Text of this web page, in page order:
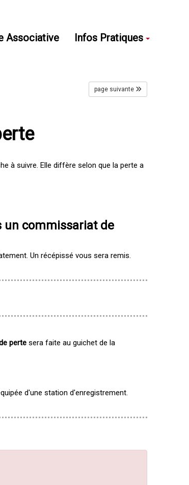
Associative Infos Pratiques
page suivante
à suivre. Elle diffère selon que la perte a
un commissariat de
Un récépissé vous sera remis.
perte sera faite au guichet de la
d'une station d'enregistrement.